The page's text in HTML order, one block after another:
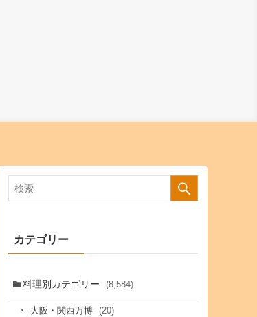
カテゴリー
料理別カテゴリー (8,584)
大阪・関西万博 (20)